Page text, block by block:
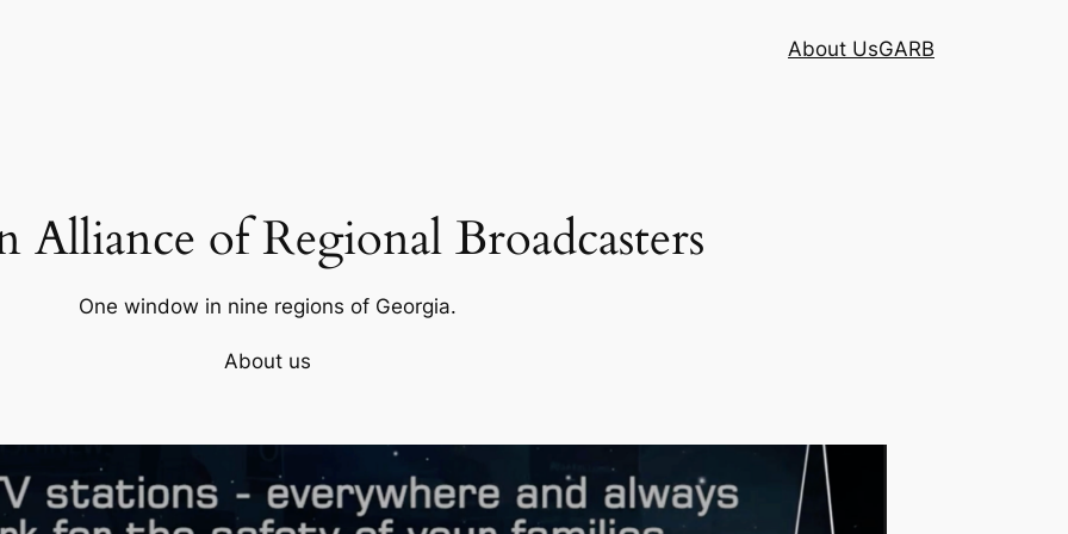
About UsGARB
Alliance of Regional Broadcasters
One window in nine regions of Georgia.
About us